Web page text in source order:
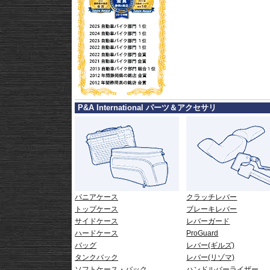
P&A International パーツ＆アクセサリ
パニアケース
トップケース
サイドケース
ハードケース
バッグ
タンクバック
クラッチレバー
ブレーキレバー
レバーガード
ProGuard
レバー(ギルズ)
レバー(リゾマ)